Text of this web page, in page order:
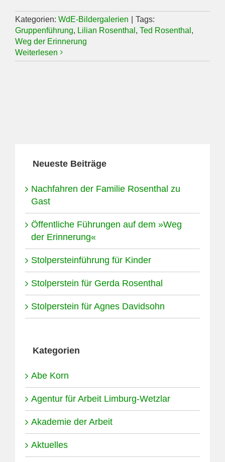
Kategorien: WdE-Bildergalerien
Tags:
Gruppenführung, Lilian Rosenthal , Ted Rosenthal ,
Weg der Erinnerung
Weiterlesen
Neueste Beiträge
Nachfahren der Familie Rosenthal zu
Gast
Öffentliche Führungen auf dem »Weg
der Erinnerung«
Stolpersteinführung für Kinder
Stolperstein für Gerda Rosenthal
Stolperstein für Agnes Davidsohn
Kategorien
Abe Korn
Agentur für Arbeit Limburg-Wetzlar
Akademie der Arbeit
Aktuelles